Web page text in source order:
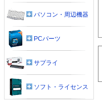
パソコン・周辺機器
PCパーツ
サプライ
ソフト・ライセンス